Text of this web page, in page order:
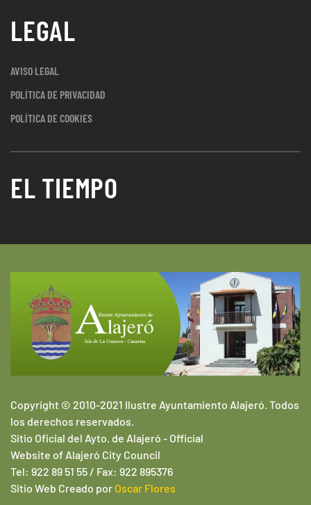
LEGAL
AVISO LEGAL
POLÍTICA DE PRIVACIDAD
POLÍTICA DE COOKIES
EL TIEMPO
Copyright © 2010-2021 Ilustre Ayuntamiento Alajeró. Todos
los derechos reservados.
Sitio Oficial del Ayto. de Alajeró - Official
Website of Alajeró City Council
Tel: 922 89 51 55 / Fax: 922 895376
Sitio Web Creado por Oscar Flores